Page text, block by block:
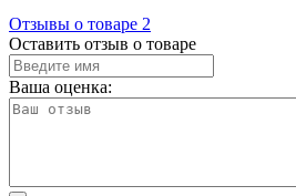
Отзывы о товаре 2
Оставить отзыв о товаре
Ваша оценка: